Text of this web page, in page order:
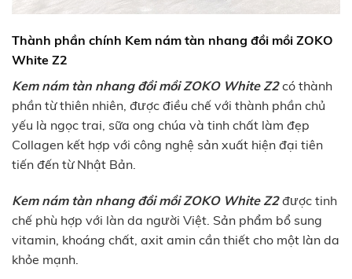
Thành phần chính Kem nám tàn nhang đồi mồi ZOKO
White Z2
Kem nám tàn nhang đồi mồi ZOKO White Z2có thành
phần từ thiên nhiên, được điều chế với thành phần chủ
yếu là ngọc trai, sữa ong chúa và tinh chất làm đẹp
Collagen kết hợp với công nghệ sản xuất hiện đại tiên
tiến đến từ Nhật Bản.
Kem nám tàn nhang đồi mồi ZOKO White Z2 được tinh
chế phù hợp với làn da người Việt. Sản phẩm bổ sung
vitamin, khoáng chất, axit amin cần thiết cho một làn da
khỏe mạnh.